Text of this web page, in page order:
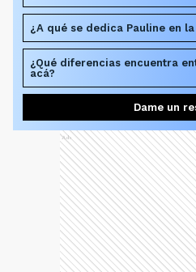
¿A qué se dedica Pauline en
¿Qué diferencias encuentra
acá?
Dame un
Ads